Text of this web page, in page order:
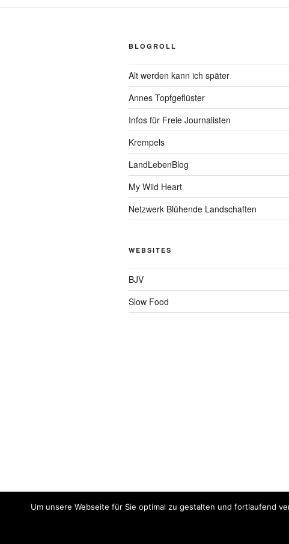
BLOGROLL
Alt werden kann ich später
Annes Topfgeflüster
Infos für Freie Journalisten
Krempels
LandLebenBlog
My Wild Heart
Netzwerk Blühende Landschaften
WEBSITES
BJV
Slow Food
Um unsere Webseite für Sie optimal zu gestalten und fortlaufend